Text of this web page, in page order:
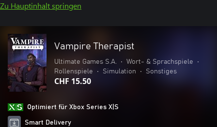
Zu Hauptinhalt springen
Vampire Therapist
Ultimate Games S.A. • Wort- & Sprachspiele
•
Rollenspiele
• Simulation • Sonstiges
CHF 15.50
Optimiert für Xbox Series X|S
Smart Delivery